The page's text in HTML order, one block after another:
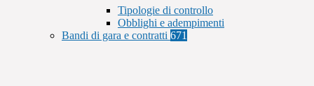
Tipologie di controllo
Obblighi e adempimenti
Bandi di gara e contratti 671